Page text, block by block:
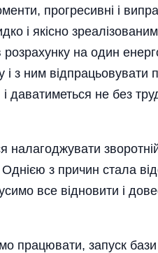
прогресивні і
і якісно
розрахунку на один
з ним відпрацьо­вувати
даватиметься не без
з причин стала
все відновити і
працювати, запуск